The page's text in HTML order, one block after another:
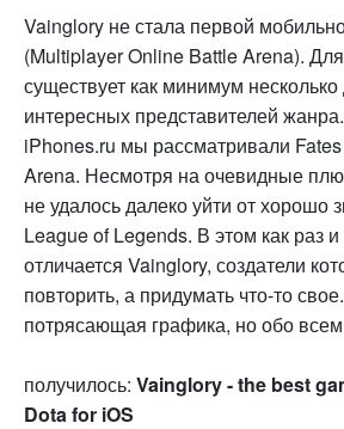
Vainglory не стала первой
(Multiplayer Online Battle Arena).
существует как минимум
интересных представителей
iPhones.ru мы рассматривали
Arena. Несмотря на очевидные
не удалось далеко уйти от хорошо
League of Legends. В этом как раз
отличается Vainglory, создатели
повторить, а придумать что-то
потрясающая графика, но обо
получилось: Vainglory - the best
Dota for iOS